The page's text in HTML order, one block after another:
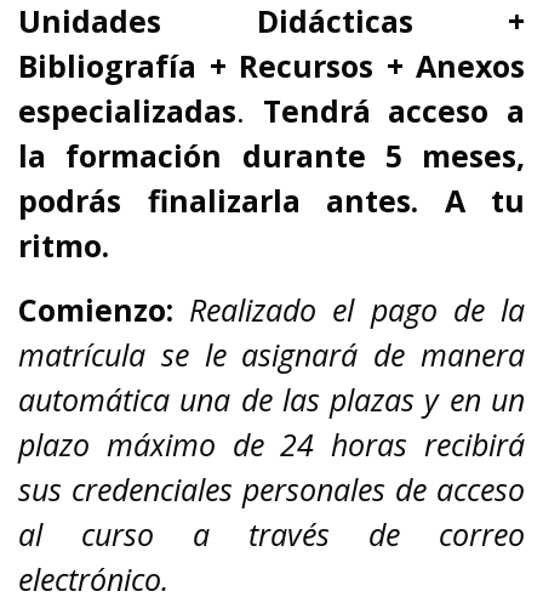
Unidades Didácticas +
Bibliografía + Recursos + Anexos
especializadas. Tendrá acceso a
la formación durante 5 meses,
podrás finalizarla antes. A tu
ritmo.
Comienzo: Realizado el pago de la
matrícula se le asignará de manera
automática una de las plazas y en un
plazo máximo de 24 horas recibirá
sus credenciales personales de acceso
al curso a través de correo
electrónico.